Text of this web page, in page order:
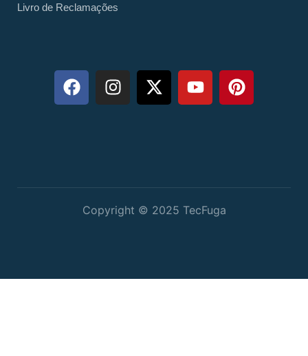
Livro de Reclamações
Copyright © 2025 TecFuga